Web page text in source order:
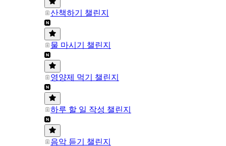
산책하기 챌린지
물 마시기 챌린지
영양제 먹기 챌린지
하루 할 일 작성 챌린지
음악 듣기 챌린지